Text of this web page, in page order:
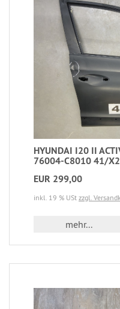
HYUNDAI I20 II
76004-C8010 41/
EUR 299,00
inkl. 19 % USt zzgl.
mehr...